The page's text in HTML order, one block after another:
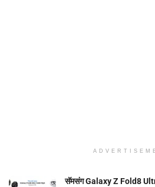
सॅमसंग Galaxy Z Fold8